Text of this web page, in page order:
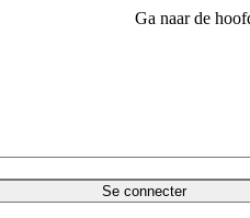
Ga naar de
Se connecter